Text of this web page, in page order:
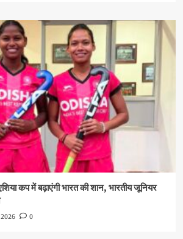
कप में बढ़ाएंगी भारत की शान, भारतीय जूनियर
0